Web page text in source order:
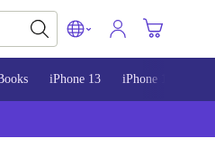
iPhone 13 iPhone 14